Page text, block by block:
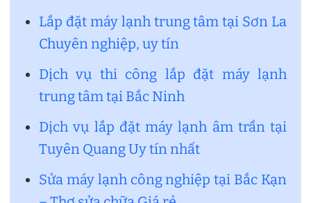
Lắp đặt máy lạnh trung tâm tại Sơn La
Chuyên nghiệp, uy tín
Dịch vụ thi công lắp đặt máy lạnh
trung tâm tại Bắc Ninh
Dịch vụ lắp đặt máy lạnh âm trần tại
Tuyên Quang Uy tín nhất
Sửa máy lạnh công nghiệp tại Bắc Kạn